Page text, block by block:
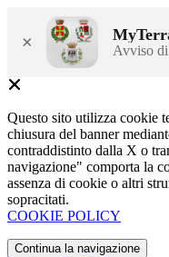
× Avviso di
Questo sito utilizza cookie
chiusura del banner
contraddistinto dalla X o
navigazione" comporta la
assenza di cookie o altri
sopracitati.
COOKIE POLICY
Continua la navigazione